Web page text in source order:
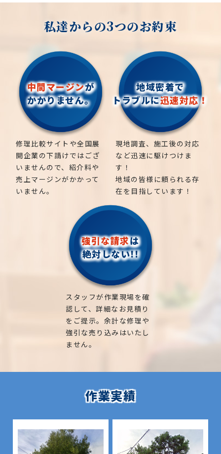
私達からの3つのお約束
中間マージンが
かかりません。
修理比較サイトや全国展
開企業の下請けではござ
いませんので、紹介料や
売上マージンがかかって
いません。
地域密着で
トラブルに迅速対応！
現地調査、施工後の対応
など迅速に駆けつけま
す！
地域の皆様に頼られる存
在を目指しています！
強引な請求は
絶対しない!!
スタッフが作業現場を確
認して、詳細なお見積り
をご提示。余計な修理や
強引な売り込みはいたし
ません。
作業実績